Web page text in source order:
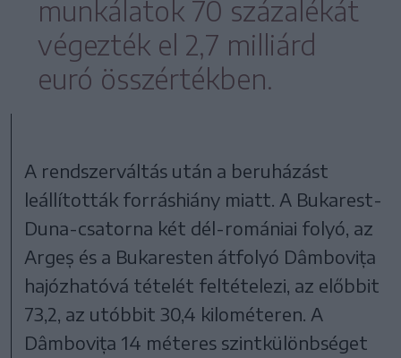
munkálatok 70 százalékát
végezték el 2,7 milliárd
euró összértékben.
A rendszerváltás után a beruházást
leállították forráshiány miatt. A Bukarest-
Duna-csatorna két dél-romániai folyó, az
Argeș és a Bukaresten átfolyó Dâmbovița
hajózhatóvá tételét feltételezi, az előbbit
73,2, az utóbbit 30,4 kilométeren. A
Dâmbovița 14 méteres szintkülönbséget